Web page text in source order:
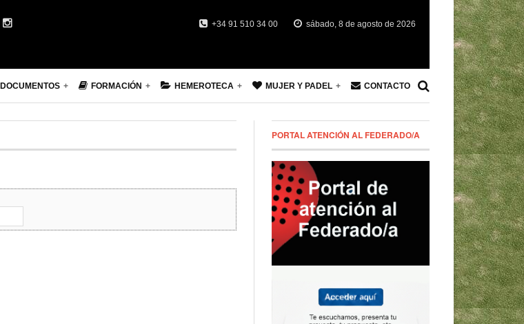
+34 91 510 34 00 sábado, 8 de agosto de 2026
DOCUMENTOS FORMACIÓN HEMEROTECA MUJER Y PADEL CONTACTO
PORTAL ATENCIÓN AL FEDERADO/A